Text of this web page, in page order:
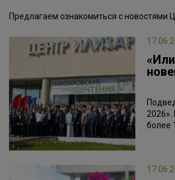
Предлагаем ознакомиться с новостями
более